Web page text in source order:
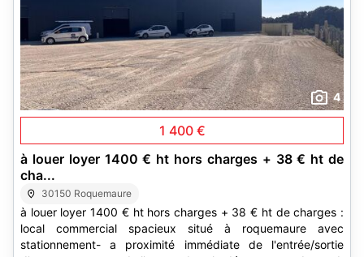
4
1 400 €
à louer loyer 1400 € ht hors charges + 38 € ht de
cha...
30150 Roquemaure
à louer loyer 1400 € ht hors charges + 38 € ht de charges :
local commercial spacieux situé à roquemaure avec
stationnement- a proximité immédiate de l'entrée/sortie